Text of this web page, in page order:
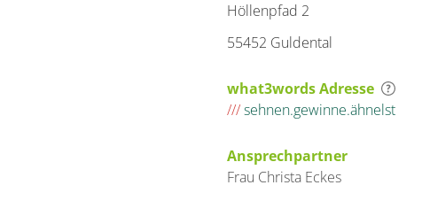
Höllenpfad 2
55452 Guldental
what3words Adresse
///sehnen.gewinne.ähnelst
Ansprechpartner
Frau Christa Eckes